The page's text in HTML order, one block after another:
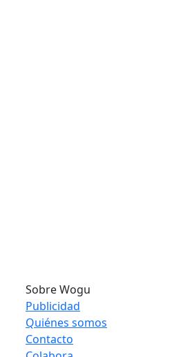
Sobre Wogu
Publicidad
Quiénes somos
Contacto